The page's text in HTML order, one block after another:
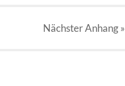
NächsterAnhang»